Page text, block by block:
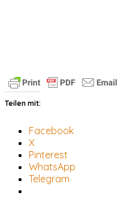
Teilen mit:
Facebook
X
Pinterest
WhatsApp
Telegram